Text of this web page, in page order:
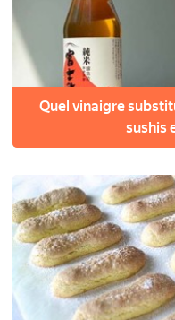
Quel vinaigre
sushis